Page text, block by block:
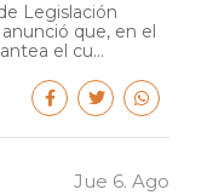
Legislación
que, en el
el cu...
Jue 6. Ago